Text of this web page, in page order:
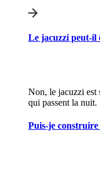
Le jacuzzi peut-il
Non, le jacuzzi est
qui passent la nuit.
Puis-je